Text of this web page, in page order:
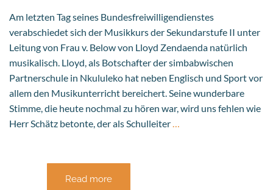
Am letzten Tag seines Bundesfreiwilligendienstes
verabschiedet sich der Musikkurs der Sekundarstufe II unter
Leitung von Frau v. Below von Lloyd Zendaenda natürlich
musikalisch. Lloyd, als Botschafter der simbabwischen
Partnerschule in Nkululeko hat neben Englisch und Sport vor
allem den Musikunterricht bereichert. Seine wunderbare
Stimme, die heute nochmal zu hören war, wird uns fehlen wie
Herr Schätz betonte, der als Schulleiter…
Read more